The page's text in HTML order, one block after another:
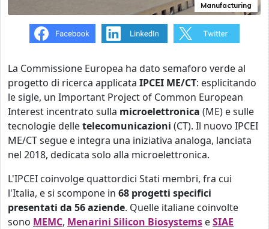
Manufacturing
La Commissione Europea ha dato semaforo verde al
progetto di ricerca applicata IPCEI ME/CT: esplicitando
le sigle, un Important Project of Common European
Interest incentrato sulla microelettronica (ME) e sulle
tecnologie delletelecomunicazioni (CT). Il nuovo IPCEI
ME/CT segue e integra una iniziativa analoga, lanciata
nel 2018, dedicata solo alla microelettronica.
L'IPCEI coinvolge quattordici Stati membri, fra cui
l'Italia, e si scompone in 68 progetti specifici
presentati da 56 aziende. Quelle italiane coinvolte
sono MEMC, Menarini Silicon Biosystems eSIAE